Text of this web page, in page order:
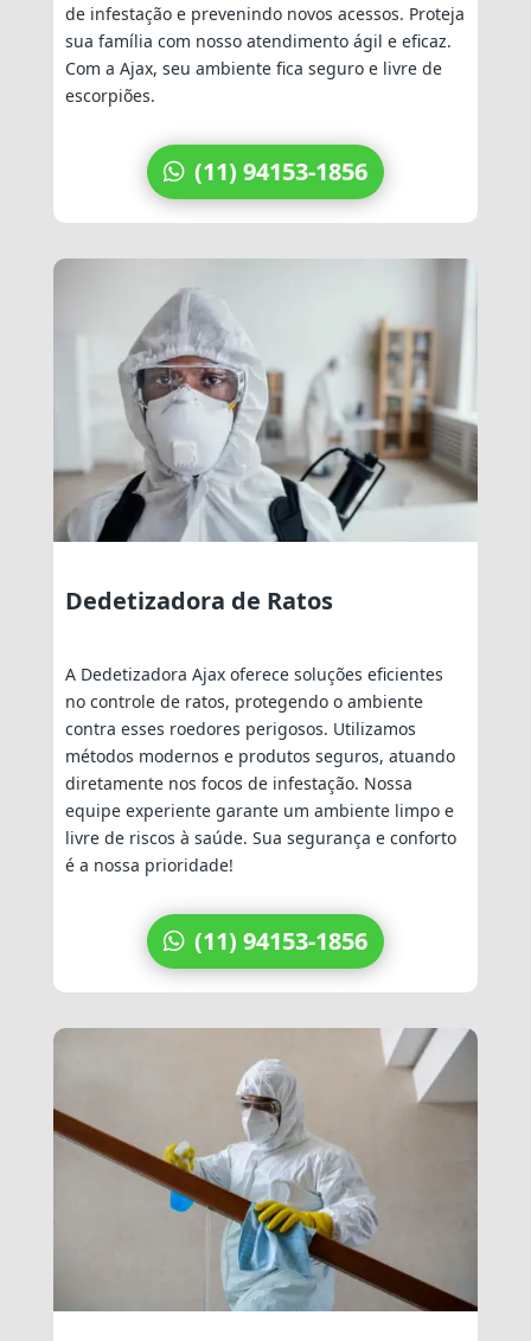
de infestação e prevenindo novos acessos. Proteja
sua família com nosso atendimento ágil e eficaz.
Com a Ajax, seu ambiente fica seguro e livre de
escorpiões.
(11) 94153-1856
Dedetizadora de Ratos
A Dedetizadora Ajax oferece soluções eficientes
no controle de ratos, protegendo o ambiente
contra esses roedores perigosos. Utilizamos
métodos modernos e produtos seguros, atuando
diretamente nos focos de infestação. Nossa
equipe experiente garante um ambiente limpo e
livre de riscos à saúde. Sua segurança e conforto
é a nossa prioridade!
(11) 94153-1856